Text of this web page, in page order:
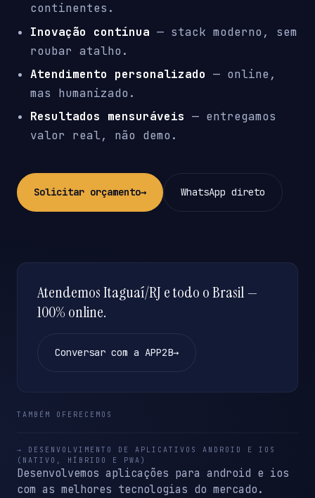
continentes.
Inovação contínua — stack moderno, sem
roubar atalho.
Atendimento personalizado — online,
mas humanizado.
Resultados mensuráveis — entregamos
valor real, não demo.
Solicitar orçamento→ WhatsApp direto
Atendemos Itaguaí/RJ e todo o Brasil —
100% online.
Conversar com a APP2B→
TAMBÉM OFERECEMOS
→ DESENVOLVIMENTO DE APLICATIVOS ANDROID E IOS
(NATIVO, HÍBRIDO E PWA)
Desenvolvemos aplicações para android e ios
com as melhores tecnologias do mercado.